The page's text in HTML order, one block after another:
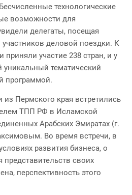
технологические
возможности для
делегаты, посещая
деловой поездки. К
приняли участие 238 стран, и у
тематический
программой.
Пермского края встретились
ТПП РФ в Исламской
Арабских Эмиратах (г.
Во время встречи, в
развития бизнеса, о
своих
перспективность этого